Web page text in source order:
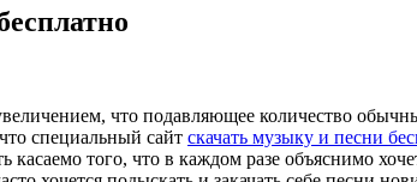
что подавляющее количество
специальный сайт скачать музыку и песни
касаемо того, что в каждом разе объяснимо